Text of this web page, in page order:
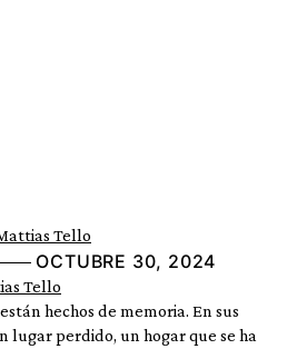
OCTUBRE 30, 2024
Tello
hechos de memoria. En sus
lugar perdido, un hogar que se ha